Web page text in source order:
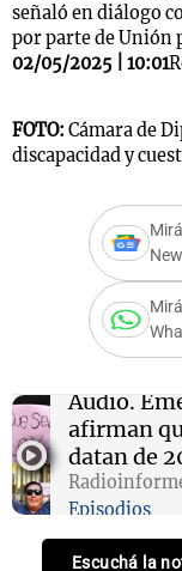
señaló en diálogo
por parte de Unión
02/05/2025 | 10:01
FOTO: Cámara de
discapacidad y
Audio.
afirman
datan de
Episodios
Escuchá la